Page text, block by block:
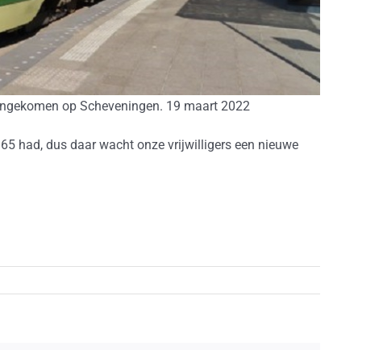
op Scheveningen. 19 maart 2022
had, dus daar wacht onze vrijwilligers een nieuwe